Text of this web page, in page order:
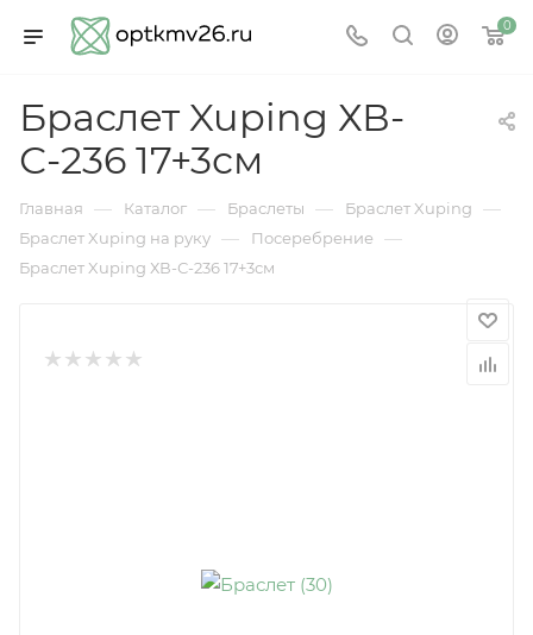
0
Браслет Xuping ХВ-
С-236 17+3см
Главная — Каталог — Браслеты — Браслет Xuping —
Браслет Xuping на руку — Посеребрение —
Браслет Xuping ХВ-С-236 17+3см